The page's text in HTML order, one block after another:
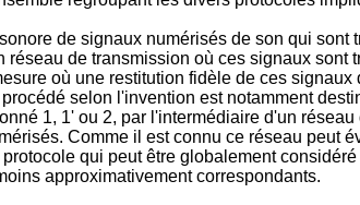
de signaux numérisés de son qui
de transmission où ces signaux sont
où une restitution fidèle de ces
selon l'invention est notamment
1, 1' ou 2, par l'intermédiaire d'un
Comme il est connu ce réseau peut
qui peut être globalement
approximativement correspondants.